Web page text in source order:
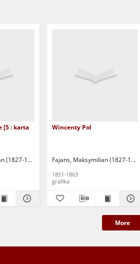
[5 : karta
(1827-1890)
Wincenty Pol
Fajans, Maksymilian (1827-1890)
1851-1863
grafika
More